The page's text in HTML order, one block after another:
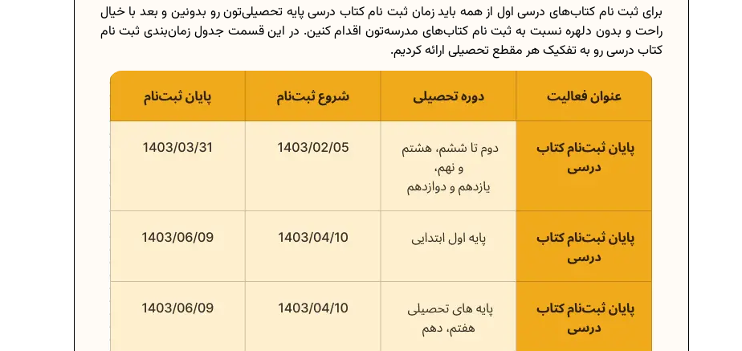
برای ثبت‌ نام کتاب‌های درسی اول از همه باید زمان ثبت‌ نام کتاب درسی پایه تحصیلی‌تون رو بدونین و بعد با خیال
راحت و بدون دلهره نسبت به ثبت‌ نام کتاب‌های مدرسه‌تون اقدام کنین. در این قسمت جدول زمان‌بندی ثبت‌ نام
کتاب درسی رو به تفکیک هر مقطع تحصیلی ارائه کردیم.